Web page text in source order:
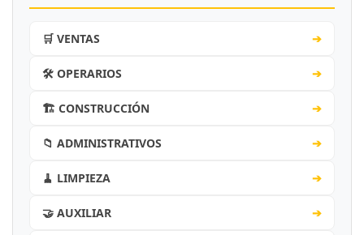
🛒 VENTAS ➔
🛠️ OPERARIOS ➔
🏗️ CONSTRUCCIÓN ➔
📁 ADMINISTRATIVOS ➔
🧹 LIMPIEZA ➔
🤝 AUXILIAR ➔